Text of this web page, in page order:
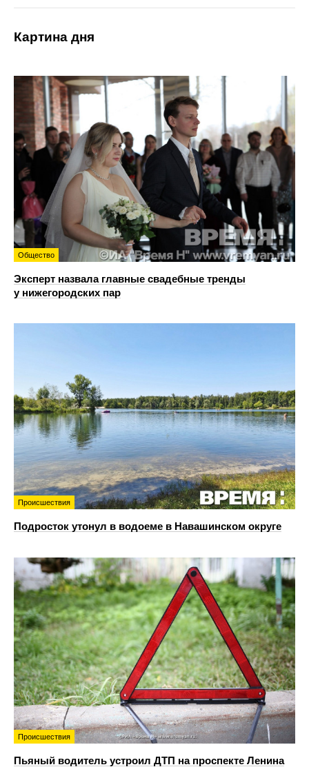
Картина дня
Общество
Эксперт назвала главные свадебные тренды
у нижегородских пар
Происшествия
Подросток утонул в водоеме в Навашинском округе
Происшествия
Пьяный водитель устроил ДТП на проспекте Ленина